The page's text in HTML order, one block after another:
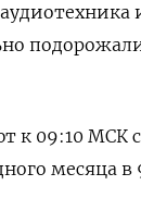
к 09:10 МСК
месяца в